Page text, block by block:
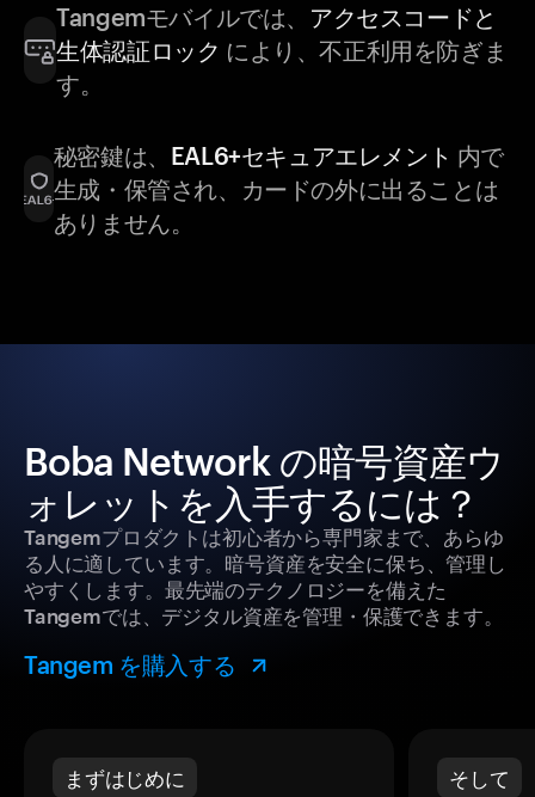
Tangemモバイルでは、 アクセスコードと
生体認証ロック により、不正利用を防ぎま
す。
秘密鍵は、 EAL6+セキュアエレメント 内で
生成・保管され、カードの外に出ることは
ありません。
Boba Network の暗号資産ウ
ォレットを入手するには？
Tangemプロダクトは初心者から専門家まで、あらゆ
る人に適しています。暗号資産を安全に保ち、管理し
やすくします。最先端のテクノロジーを備えた
Tangemでは、デジタル資産を管理・保護できます。
Tangem を購入する
まずはじめに そして